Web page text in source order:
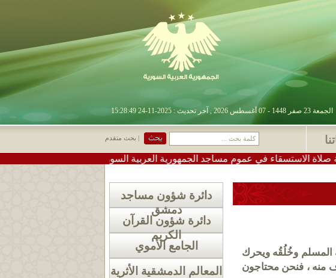
الجمعة 23 صفر 1448 - 07 أغسطس 2026 , آخر تحديث : 2025-11-24 15:28:49
| بحث متقدم
• في عموم مساجد الجمهورية العربية السورية
دائرة شؤون مساجد
دمشق
دائرة شؤون القرآن
الكريم
الجامع الأموي
المعالم الدمشقية الأثرية
المسلم وخُلُقُه ويحرك
منه ، فنحن محتاجون